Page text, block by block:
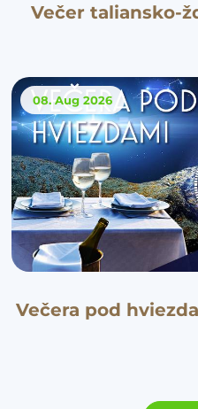
Večer taliansko-
08. Aug 2026
Večera pod